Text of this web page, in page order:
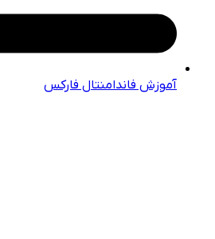
آموزش فاندامنتال فارکس